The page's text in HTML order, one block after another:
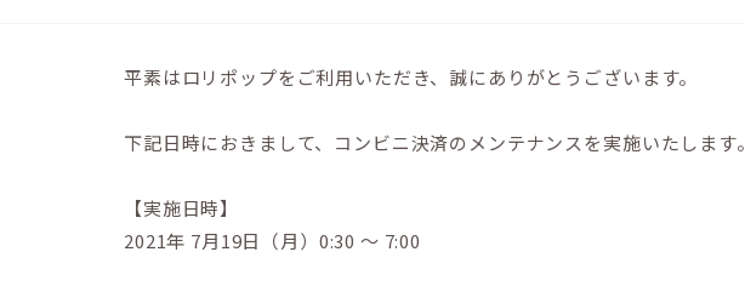
平素はロリポップをご利用いただき、誠にありがとうございます。
下記日時におきまして、コンビニ決済のメンテナンスを実施いたします。
【実施日時】
2021年 7月19日（月）0:30 ～ 7:00